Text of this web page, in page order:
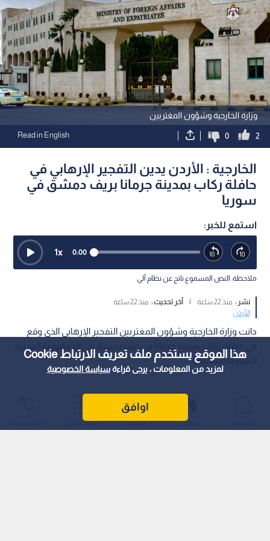
هذا الموقع يستخدم ملف تعريف الارتباط Cookie
لمزيد من المعلومات ، يرجى قراءةسياسة الخصوصية
اوافق
وزارة الخارجية وشؤون المغتربين
2
0
Read in English
الخارجية : الأردن يدين التفجير الإرهابي في
حافلة ركاب بمدينة جرمانا بريف دمشق في
سوريا
استمع للخبر:
0:00
1x
ملاحظة: النص المسموع ناتج عن نظام آلي
نشر : منذ 22 ساعة | آخر تحديث : منذ 22 ساعة
الأردن
‏دانت وزارة الخارجية وشؤون المغتربين التفجير الإرهابي الذي وقع
السورية الشقيقة.
عواجل المباشر أحدث الأخبار